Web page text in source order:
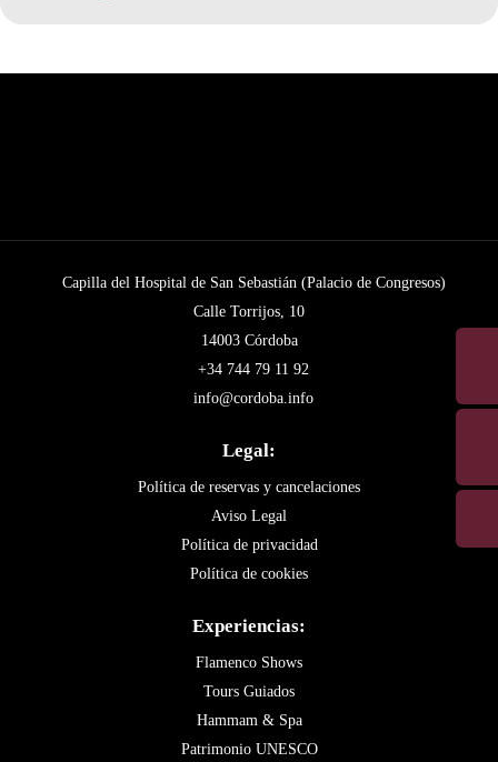
Capilla del Hospital de San Sebastián (Palacio de Congresos)
Calle Torrijos, 10
14003 Córdoba
+34 744 79 11 92
info@cordoba.info
Legal:
Política de reservas y cancelaciones
Aviso Legal
Política de privacidad
Política de cookies
Experiencias:
Flamenco Shows
Tours Guiados
Hammam & Spa
Patrimonio UNESCO